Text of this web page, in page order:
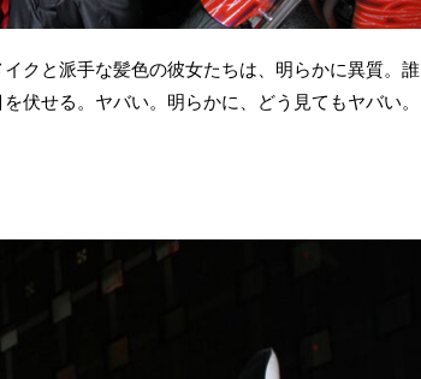
クと派手な髪色の彼女たちは、明らかに異質。誰
伏せる。ヤバい。明らかに、どう見てもヤバい。